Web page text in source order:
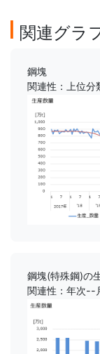
関連グラ
鋼塊
関連性：上位分
鋼塊(特殊鋼)の
関連性：年次--